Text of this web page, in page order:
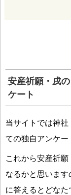
安産祈願・戌
ケート
当サイトでは神
ての独自アンケー
これから安産祈
なるかと思いま
に答えるとどなた